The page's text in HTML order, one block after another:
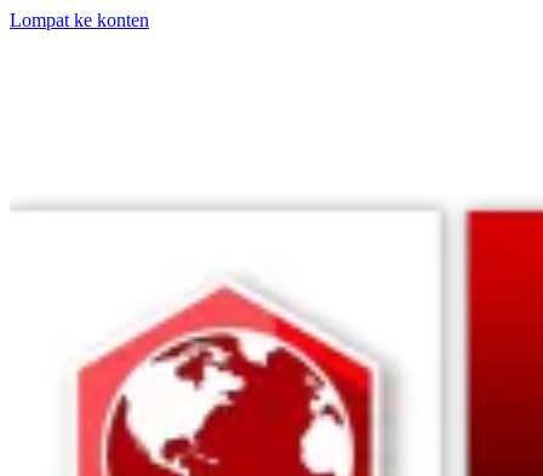
Lompat ke konten